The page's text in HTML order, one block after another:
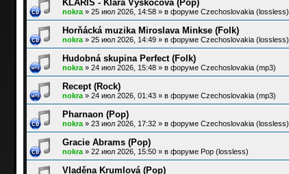
KLARIS - Klára Vyskočová (Pop)
nokra» 25 июл 2026, 14:58» в форуме Czechoslovakia (lossless)
Horňácká muzika Miroslava Minkse (Folk)
nokra» 25 июл 2026, 14:49» в форуме Czechoslovakia (lossless)
Hudobná skupina Perfect (Folk)
nokra» 24 июл 2026, 15:48» в форуме Czechoslovakia (mp3)
Recept (Rock)
nokra» 24 июл 2026, 01:43» в форуме Czechoslovakia (mp3)
Pharnaon (Pop)
nokra» 23 июл 2026, 17:32» в форуме Czechoslovakia (lossless)
Gracie Abrams (Pop)
nokra» 22 июл 2026, 15:50» в форуме Pop (lossless)
Vladěna Krumlová (Pop)